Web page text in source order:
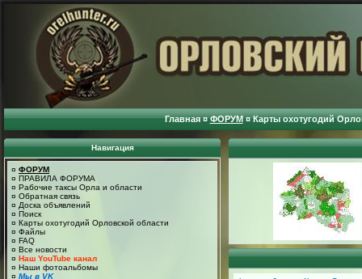
Главная ¤ ФОРУМ ¤ Карты охотугодий
Навигация
¤ ФОРУМ
¤ ПРАВИЛА ФОРУМА
¤ Рабочие таксы Орла и области
¤ Обратная связь
¤ Доска объявлений
¤ Поиск
¤ Карты охотугодий Орловской области
¤ Файлы
¤ FAQ
¤ Все новости
¤ Наш YouTube канал
¤ Наши фотоальбомы
¤ Мы в VK